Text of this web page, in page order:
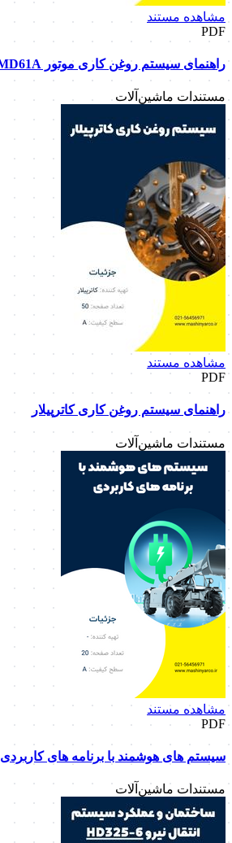
مشاهده مستند
PDF
راهنمای سیستم روغن کاری موتور TAMD61A
مستندات ماشین‌آلات
مشاهده مستند
PDF
راهنمای سیستم روغن کاری کاترپیلار
مستندات ماشین‌آلات
مشاهده مستند
PDF
سیستم های هوشمند با برنامه های کاربردی
مستندات ماشین‌آلات